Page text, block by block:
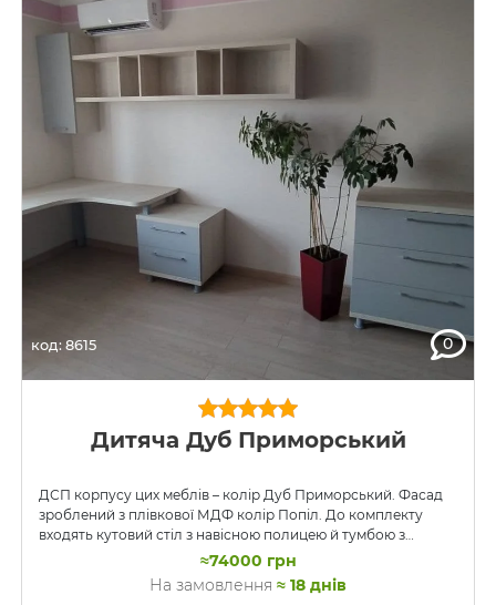
код: 8615 0
Дитяча Дуб Приморський
ДСП корпусу цих меблів – колір Дуб Приморський. Фасад
зроблений з плівкової МДФ колір Попіл. До комплекту
входять кутовий стіл з навісною полицею й тумбою з
шухлядами, величезний комод, шафа-купе та туалетний
столик з дзеркалом із підсвічуванням. Шафа-купе тут з
двома дверима з наповненням дверей з ДСП.
≈74000 грн
На замовлення ≈ 18 днів